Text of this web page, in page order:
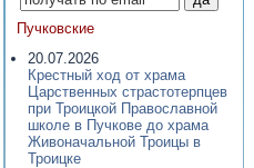
Пучковские
20.07.2026
Крестный ход от храма
Царственных страстотерпцев
при Троицкой Православной
школе в Пучкове до храма
Живоначальной Троицы в
Троицке